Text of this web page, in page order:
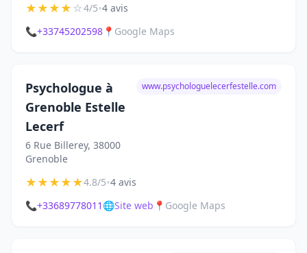
★★★★☆4/5•4 avis
📞+33745202598 📍 Google Maps
Psychologue à
Grenoble Estelle
Lecerf
6 Rue Billerey, 38000
Grenoble
www.psychologuelecerfestelle.com
★★★★★4.8/5•4 avis
📞+33689778011 🌐Site web 📍 Google Maps